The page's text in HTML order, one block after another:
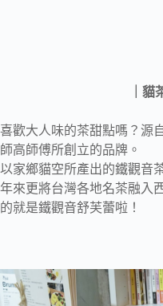
｜貓
喜歡大人味的茶甜點嗎？源
師高師傅所創立的品牌。
以家鄉貓空所產出的鐵觀音
年來更將台灣各地名茶融入
的就是鐵觀音舒芙蕾啦！